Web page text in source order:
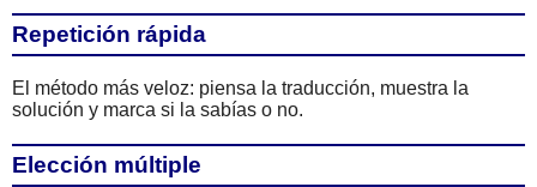
Repetición rápida
El método más veloz: piensa la traducción, muestra la
solución y marca si la sabías o no.
Elección múltiple